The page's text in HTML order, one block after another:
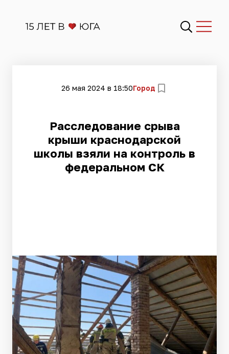
26 мая 2024 в 18:50Город
Расследование срыва
крыши краснодарской
школы взяли на контроль в
федеральном СК